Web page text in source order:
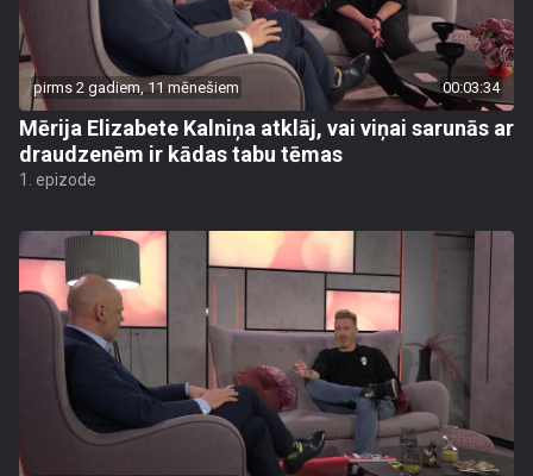
pirms 2 gadiem, 11 mēnešiem 00:03:34
Mērija Elizabete Kalniņa atklāj, vai viņai sarunās ar
draudzenēm ir kādas tabu tēmas
1. epizode